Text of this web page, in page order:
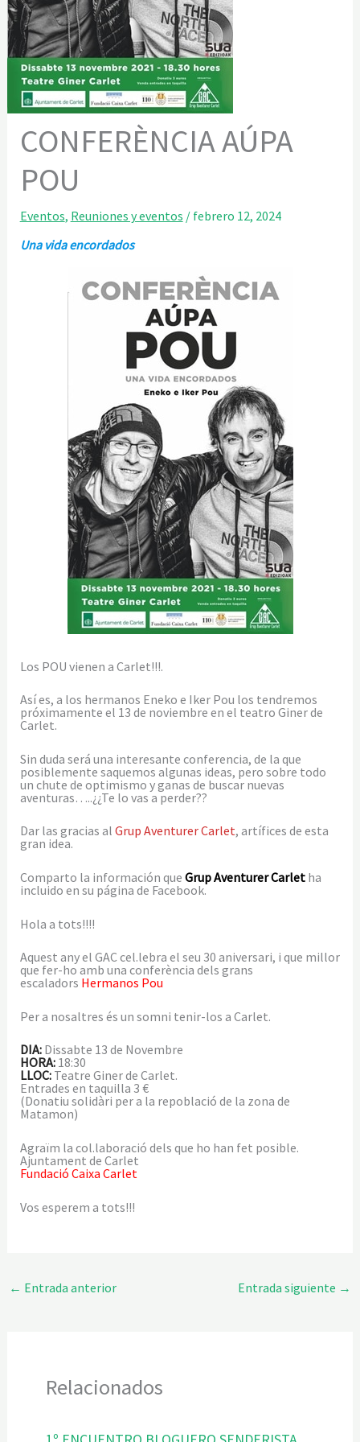
CONFERÈNCIA AÚPA
POU
Eventos, Reuniones y eventos / febrero 12, 2024
Una vida encordados
Los POU vienen a Carlet!!!.
Así es, a los hermanos Eneko e Iker Pou los tendremos
próximamente el 13 de noviembre en el teatro Giner de
Carlet.
Sin duda será una interesante conferencia, de la que
posiblemente saquemos algunas ideas, pero sobre todo
un chute de optimismo y ganas de buscar nuevas
aventuras…..¿¿Te lo vas a perder??
Dar las gracias al Grup Aventurer Carlet, artífices de esta
gran idea.
Comparto la información que Grup Aventurer Carlet ha
incluido en su página de Facebook.
Hola a tots!!!!
Aquest any el GAC cel.lebra el seu 30 aniversari, i que millor
que fer-ho amb una conferència dels grans
escaladors Hermanos Pou
Per a nosaltres és un somni tenir-los a Carlet.
DIA:Dissabte 13 de Novembre
HORA:18:30
LLOC:Teatre Giner de Carlet.
Entrades en taquilla 3 €
(Donatiu solidàri per a la repoblació de la zona de
Matamon)
Agraïm la col.laboració dels que ho han fet posible.
Ajuntament de Carlet
Fundació Caixa Carlet
Vos esperem a tots!!!
← Entrada anterior Entrada siguiente →
Relacionados